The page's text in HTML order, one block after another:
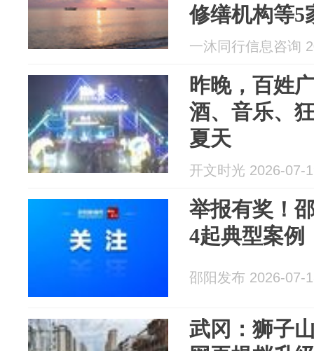
修缮机构等5
务项目：卫
一沐同行信息咨询
昨晚，百姓
酒、音乐、
夏天
开文时光 2026-07-
举报有奖！
4起典型案例
邵阳发布 2026-07-
武冈：狮子